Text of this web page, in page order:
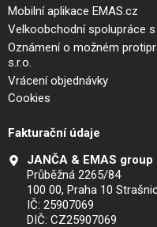
Mobilní aplikace EMAS.cz
Velkoobchodní spolupráce s
Oznámení o možném
s.r.o.
Vrácení objednávky
Cookies
Fakturační údaje
JANČA & EMAS group
Průběžná 2265/84
100 00, Praha 10
IČ: 25907069
DIČ: CZ25907069